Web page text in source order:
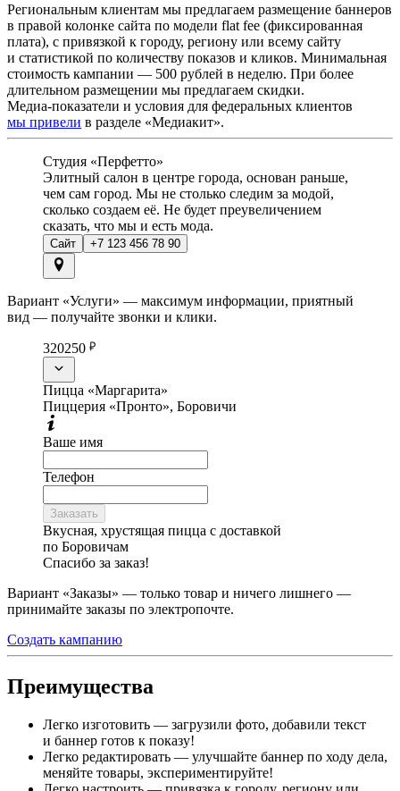
Региональным клиентам мы предлагаем размещение баннеров
в правой колонке сайта по модели flat fee (фиксированная
плата), с привязкой к городу, региону или всему сайту
и статистикой по количеству показов и кликов. Минимальная
стоимость кампании — 500 рублей в неделю. При более
длительном размещении мы предлагаем скидки.
Медиа-показатели и условия для федеральных клиентов
мы привели в разделе «Медиакит».
Студия «Перфетто»
Элитный салон в центре города, основан раньше,
чем сам город. Мы не столько следим за модой,
сколько создаем её. Не будет преувеличением
сказать, что мы и есть мода.
Сайт +7 123 456 78 90
Вариант «Услуги» — максимум информации, приятный
вид — получайте звонки и клики.
320250
Пицца «Маргарита»
Пиццерия «Пронто», Боровичи
Ваше имя
Телефон
Заказать
Вкусная, хрустящая пицца с доставкой
по Боровичам
Спасибо за заказ!
Вариант «Заказы» — только товар и ничего лишнего —
принимайте заказы по электропочте.
Создать кампанию
Преимущества
Легко изготовить — загрузили фото, добавили текст
и баннер готов к показу!
Легко редактировать — улучшайте баннер по ходу дела,
меняйте товары, экспериментируйте!